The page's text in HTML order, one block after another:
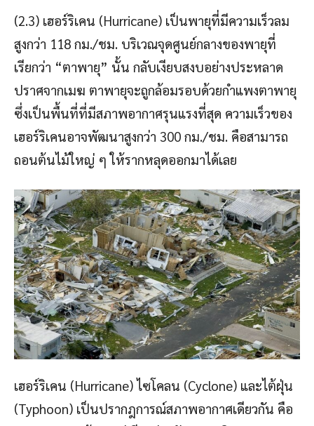
(2.3) เฮอร์ริเคน (Hurricane) เป็นพายุที่มีความเร็วลม
สูงกว่า 118 กม./ชม. บริเวณจุดศูนย์กลางของพายุที่
เรียกว่า “ตาพายุ” นั้น กลับเงียบสงบอย่างประหลาด
ปราศจากเมฆ ตาพายุจะถูกล้อมรอบด้วยกำแพงตาพายุ
ซึ่งเป็นพื้นที่ที่มีสภาพอากาศรุนแรงที่สุด ความเร็วของ
เฮอร์ริเคนอาจพัฒนาสูงกว่า 300 กม./ชม. คือสามารถ
ถอนต้นไม้ใหญ่ ๆ ให้รากหลุดออกมาได้เลย
เฮอร์ริเคน (Hurricane) ไซโคลน (Cyclone) และไต้ฝุ่น
(Typhoon) เป็นปรากฎการณ์สภาพอากาศเดียวกัน คือ